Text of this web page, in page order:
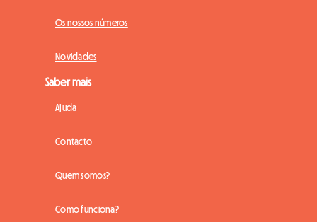
Os nossos números
Novidades
Saber mais
Ajuda
Contacto
Quem somos?
Como funciona?